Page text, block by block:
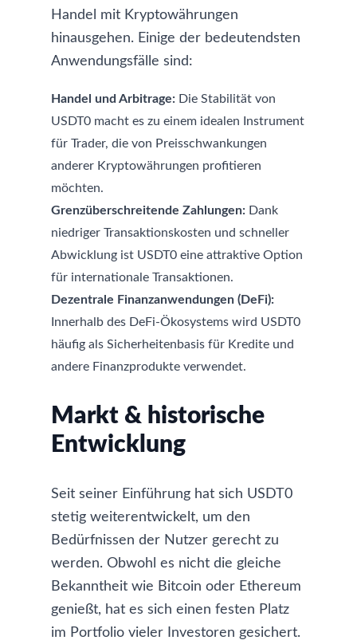
Handel mit Kryptowährungen
hinausgehen. Einige der bedeutendsten
Anwendungsfälle sind:
Handel und Arbitrage: Die Stabilität von
USDT0 macht es zu einem idealen Instrument
für Trader, die von Preisschwankungen
anderer Kryptowährungen profitieren
möchten.
Grenzüberschreitende Zahlungen: Dank
niedriger Transaktionskosten und schneller
Abwicklung ist USDT0 eine attraktive Option
für internationale Transaktionen.
Dezentrale Finanzanwendungen (DeFi):
Innerhalb des DeFi-Ökosystems wird USDT0
häufig als Sicherheitenbasis für Kredite und
andere Finanzprodukte verwendet.
Markt & historische
Entwicklung
Seit seiner Einführung hat sich USDT0
stetig weiterentwickelt, um den
Bedürfnissen der Nutzer gerecht zu
werden. Obwohl es nicht die gleiche
Bekanntheit wie Bitcoin oder Ethereum
genießt, hat es sich einen festen Platz
im Portfolio vieler Investoren gesichert.